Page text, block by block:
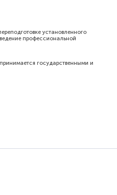
установленного
профессиональной
государственными и